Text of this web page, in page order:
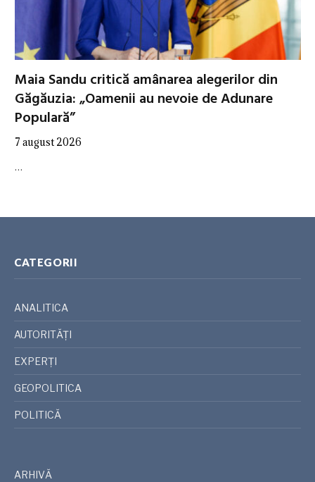
Maia Sandu critică amânarea alegerilor din
Găgăuzia: „Oamenii au nevoie de Adunare
Populară”
7 august 2026
…
CATEGORII
ANALITICA
AUTORITĂȚI
EXPERȚI
GEOPOLITICA
POLITICĂ
ARHIVĂ